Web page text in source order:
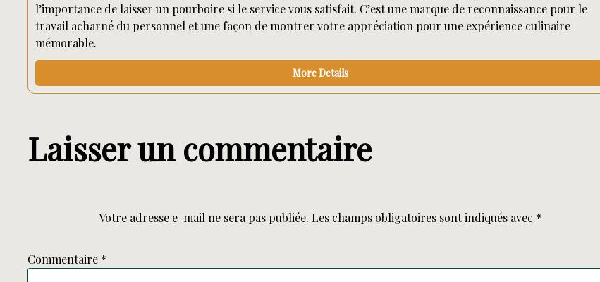
l’importance de laisser un pourboire si le service vous satisfait. C’est une marque de reconnaissance pour le
travail acharné du personnel et une façon de montrer votre appréciation pour une expérience culinaire
mémorable.
More Details
Laisser un commentaire
Votre adresse e-mail ne sera pas publiée. Les champs obligatoires sont indiqués avec *
Commentaire *